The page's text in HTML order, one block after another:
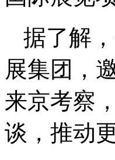
据了解
展集团，
来京考察
谈，推动